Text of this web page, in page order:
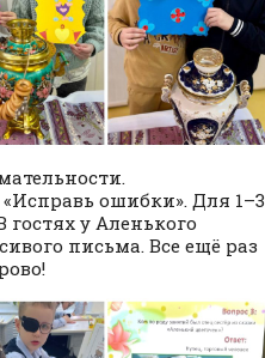
ошибки». Для 1–3
гостях у Аленького
письма. Все ещё раз